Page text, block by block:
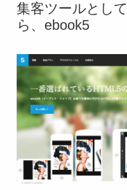
集客ツールとし
ら、ebook5